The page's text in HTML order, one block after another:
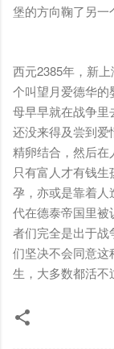
堡的方向鞠了另一
西元2385年，新
个叫望月爱德华的
母早早就在战争里
还没来得及尝到
精卵结合，然后在
只有富人才有钱
孕，亦或是靠着
代在德泰帝国里
者们完全是出于
们坚决不会同意这
生，大多数都活不